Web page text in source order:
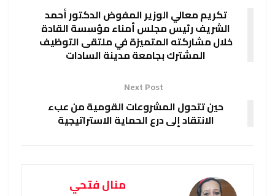
تكريم معالي الوزير المفوض الدكتور أحمد
الشريف رئيس مجلس أمناء مؤسسة القادة
خلال مشاركته المتميزة في ملتقى التوظيف
المشترك بجامعة مدينة السادات
Next Post
حين تتحول المشروعات القومية من عبء
الانتقاد إلى درع الحماية الاستراتيجية
منال فتحي